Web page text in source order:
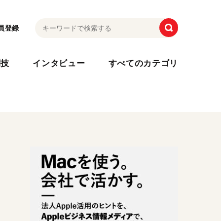
登録
インタビュー すべてのカテゴリ